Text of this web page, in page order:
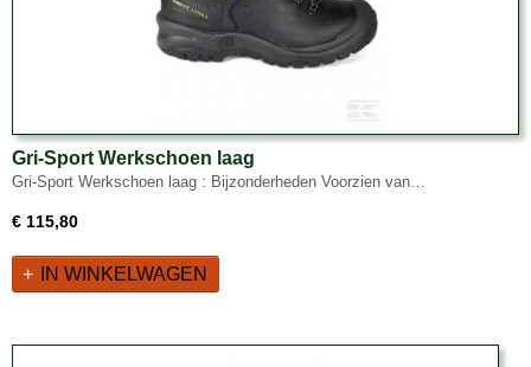
Gri-Sport Werkschoen laag
Gri-Sport Werkschoen laag : Bijzonderheden Voorzien van…
€ 115,80
IN WINKELWAGEN